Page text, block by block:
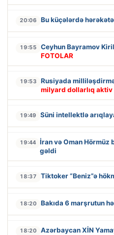
20:06 Bu küçələrdə
19:55 Ceyhun Bayramov
FOTOLAR
19:53 Rusiyada
milyard dollarlıq
19:49 Süni intellektlə
19:44 İran və Oman Hörmüz
gəldi
18:37 Tiktoker “Beniz”ə
18:20 Bakıda 6 marşrutun
18:20 Azərbaycan XİN